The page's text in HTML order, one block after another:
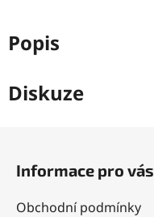
Popis
Diskuze
Informace pro vás
Obchodní podmínky